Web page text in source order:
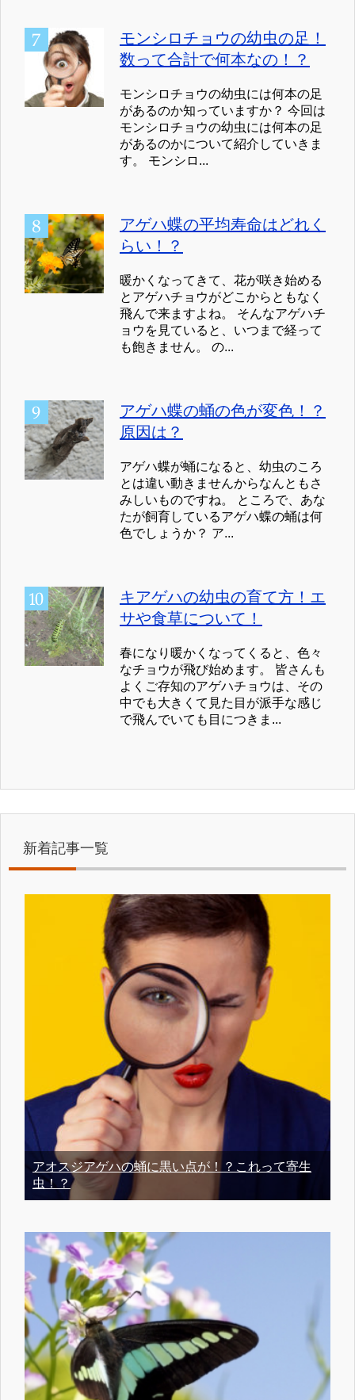
モンシロチョウの幼虫の足！
数って合計で何本なの！？
モンシロチョウの幼虫には何本の足
があるのか知っていますか？ 今回は
モンシロチョウの幼虫には何本の足
があるのかについて紹介していきま
す。 モンシロ...
アゲハ蝶の平均寿命はどれく
らい！？
暖かくなってきて、花が咲き始める
とアゲハチョウがどこからともなく
飛んで来ますよね。 そんなアゲハチ
ョウを見ていると、いつまで経って
も飽きません。 の...
アゲハ蝶の蛹の色が変色！？
原因は？
アゲハ蝶が蛹になると、幼虫のころ
とは違い動きませんからなんともさ
みしいものですね。 ところで、あな
たが飼育しているアゲハ蝶の蛹は何
色でしょうか？ ア...
キアゲハの幼虫の育て方！エ
サや食草について！
春になり暖かくなってくると、色々
なチョウが飛び始めます。 皆さんも
よくご存知のアゲハチョウは、その
中でも大きくて見た目が派手な感じ
で飛んでいても目につきま...
新着記事一覧
アオスジアゲハの蛹に黒い点が！？これって寄生
虫！？